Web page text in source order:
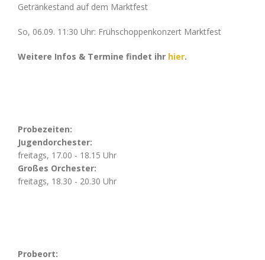
Getränkestand auf dem Marktfest
So, 06.09. 11:30 Uhr: Frühschoppenkonzert Marktfest
Weitere Infos & Termine findet ihr hier.
Probezeiten:
Jugendorchester:
freitags, 17.00 - 18.15 Uhr
Großes Orchester:
freitags, 18.30 - 20.30 Uhr
Probeort: